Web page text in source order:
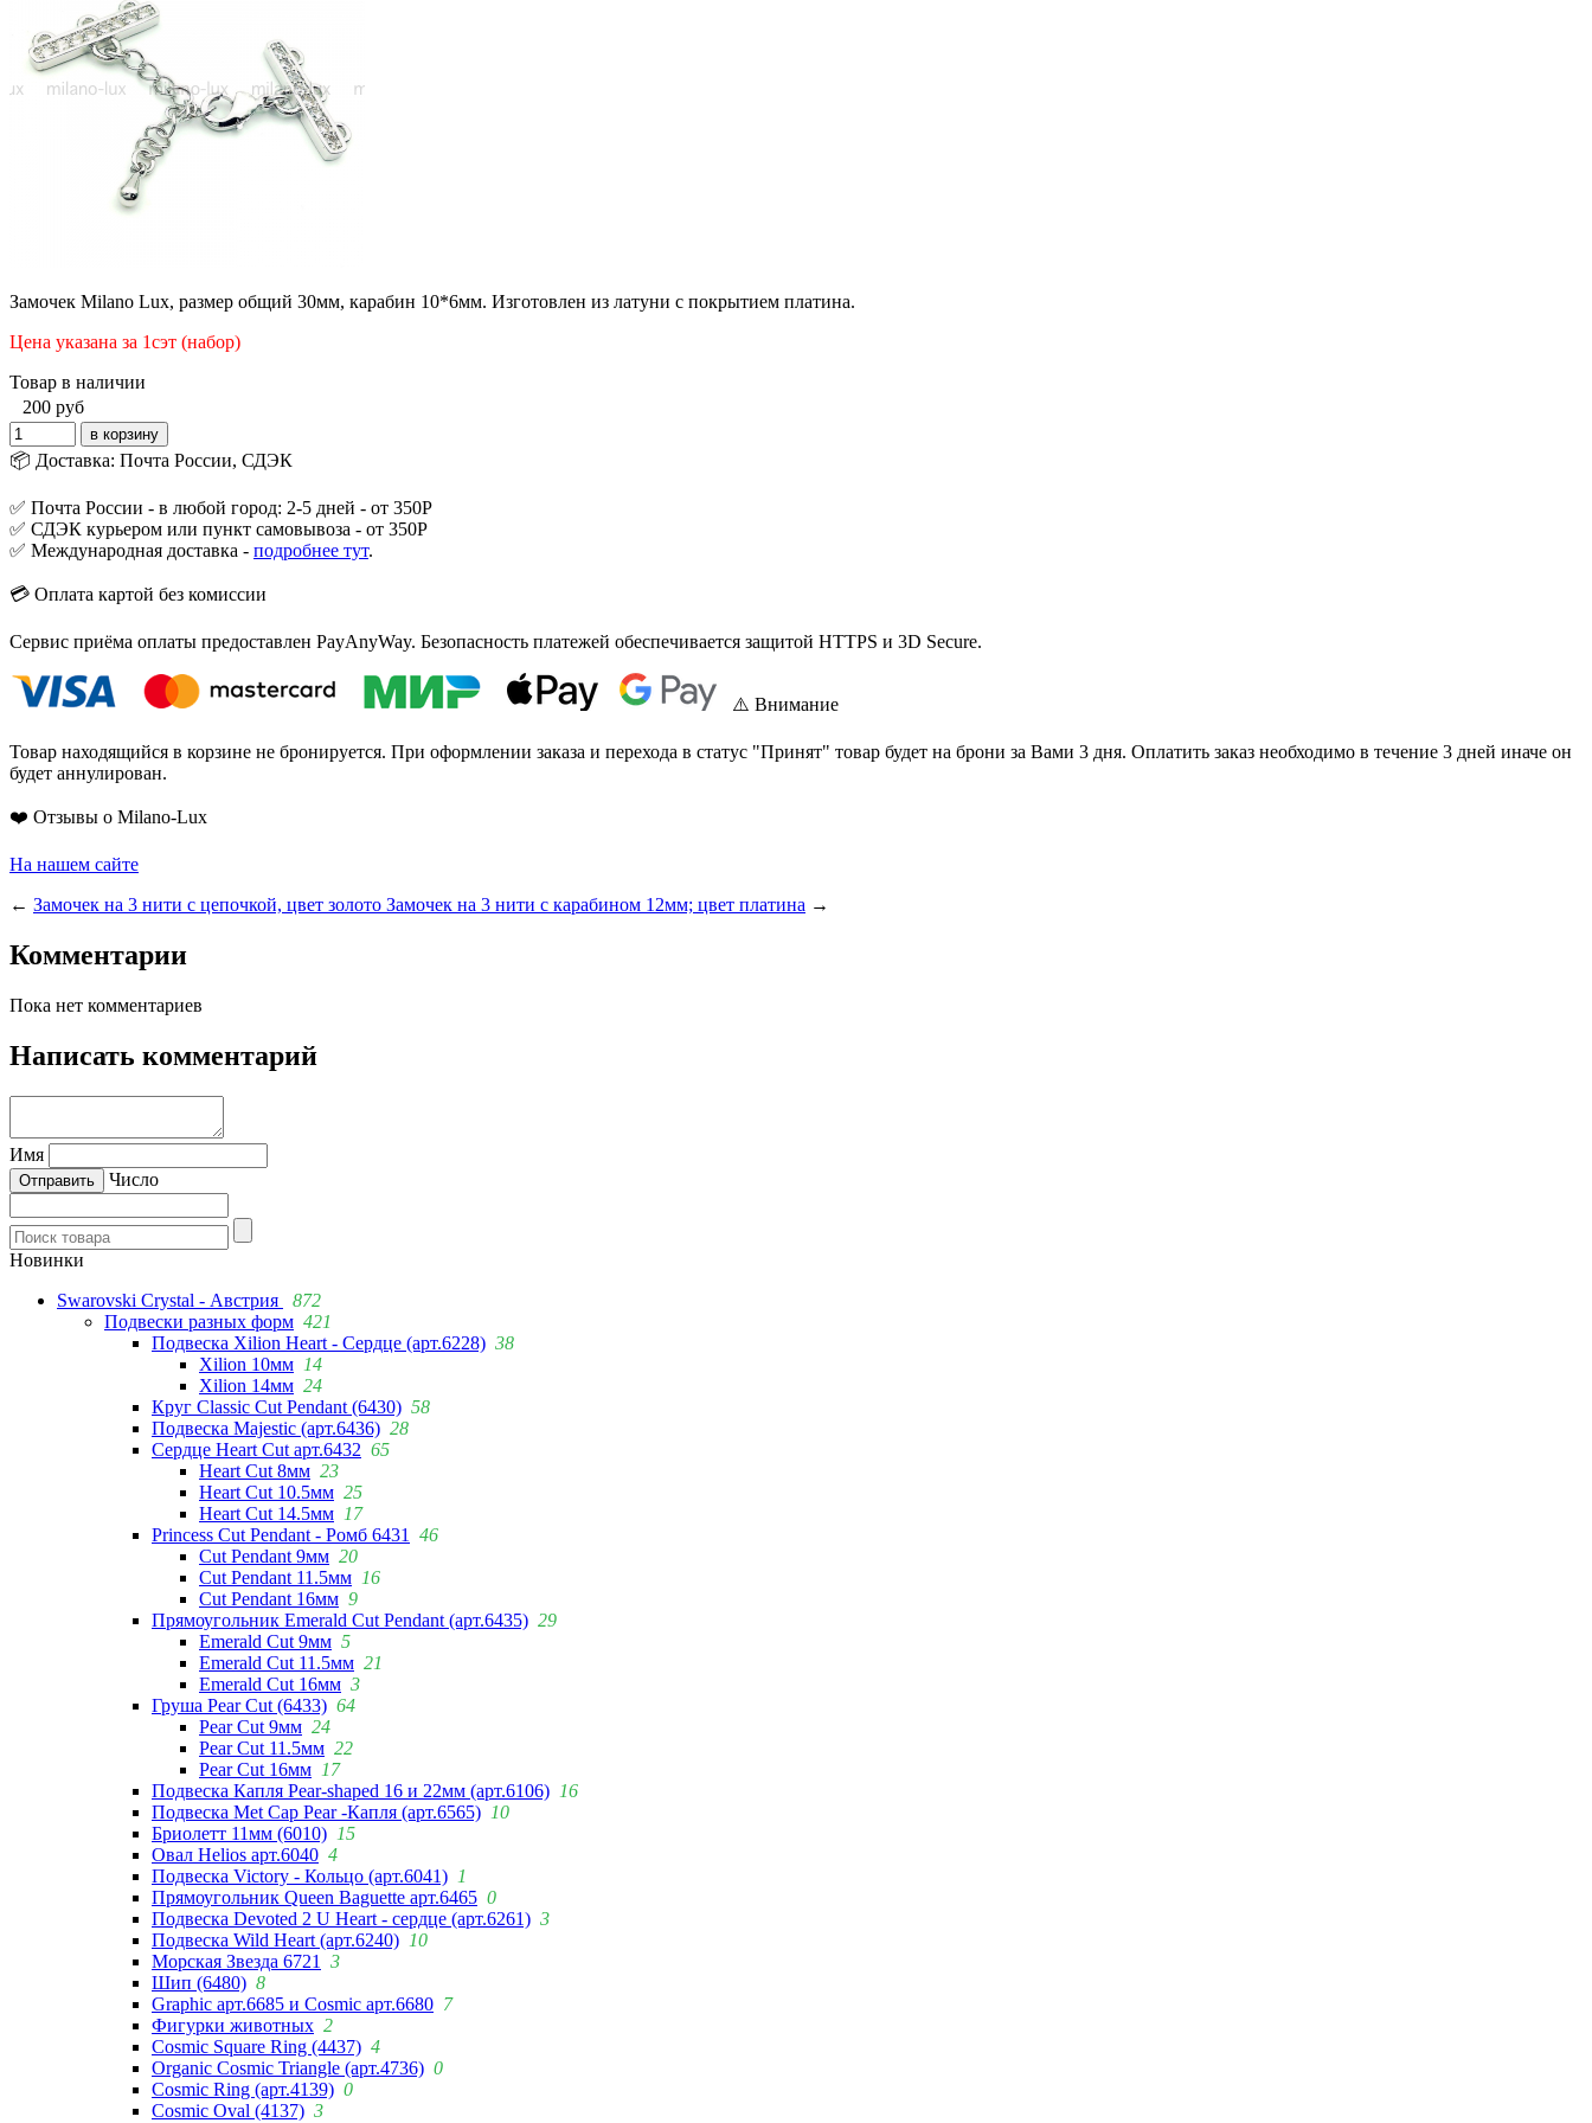
Замочек Milano Lux, размер общий 30мм, карабин 10*6мм. Изготовлен из латуни с покрытием платина.
Цена указана за 1сэт (набор)
Товар в наличии
200 руб
📦 Доставка: Почта России, СДЭК
✅ Почта России - в любой город: 2-5 дней - от 350Р
✅ СДЭК курьером или пункт самовывоза - от 350Р
✅ Международная доставка - подробнее тут.
💳 Оплата картой без комиссии
Сервис приёма оплаты предоставлен PayAnyWay. Безопасность платежей обеспечивается защитой HTTPS и 3D Secure.
⚠️ Внимание
Товар находящийся в корзине не бронируется. При оформлении заказа и перехода в статус "Принят" товар будет на брони за Вами 3 дня. Оплатить заказ необходимо в течение 3 дней иначе он
будет аннулирован.
❤️ Отзывы о Milano-Lux
На нашем сайте
← Замочек на 3 нити с цепочкой, цвет золото Замочек на 3 нити с карабином 12мм; цвет платина →
Комментарии
Пока нет комментариев
Написать комментарий
Имя
Число
Новинки
Swarovski Crystal - Австрия
872
Подвески разных форм 421
Подвеска Xilion Heart - Сердце (арт.6228) 38
Xilion 10мм 14
Xilion 14мм 24
Круг Classic Cut Pendant (6430) 58
Подвеска Majestic (арт.6436) 28
Сердце Heart Cut арт.6432 65
Heart Cut 8мм 23
Heart Cut 10.5мм 25
Heart Cut 14.5мм 17
Princess Cut Pendant - Ромб 6431
46
Cut Pendant 9мм 20
Cut Pendant 11.5мм 16
Cut Pendant 16мм 9
Прямоугольник Emerald Cut Pendant (арт.6435) 29
Emerald Cut 9мм 5
Emerald Cut 11.5мм 21
Emerald Cut 16мм 3
Груша Pear Cut (6433) 64
Pear Cut 9мм 24
Pear Cut 11.5мм 22
Pear Cut 16мм 17
Подвеска Капля Pear-shaped 16 и 22мм (арт.6106) 16
Подвеска Met Cap Pear -Капля (арт.6565) 10
Бриолетт 11мм (6010) 15
Овал Helios арт.6040 4
Подвеска Victory - Кольцо (арт.6041) 1
Прямоугольник Queen Baguette арт.6465 0
Подвеска Devoted 2 U Heart - сердце (арт.6261) 3
Подвеска Wild Heart (арт.6240) 10
Морская Звезда 6721
3
Шип (6480) 8
Graphic арт.6685 и Cosmic арт.6680 7
Фигурки животных 2
Cosmic Square Ring (4437) 4
Organic Cosmic Triangle (арт.4736) 0
Cosmic Ring (арт.4139) 0
Cosmic Oval (4137) 3